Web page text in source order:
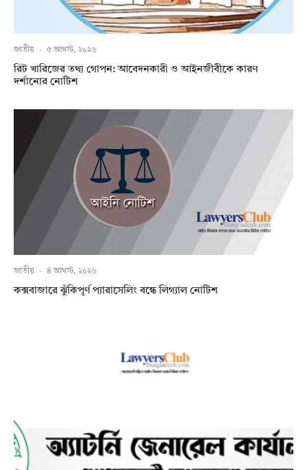
জাতীয় · ৫ আগস্ট, ২০২৬
রিট খারিজের তথ্য গোপন: আবেদনকারী ও আইনজীবীকে কারণ
দর্শানোর নোটিশ
জাতীয় · ৪ আগস্ট, ২০২৬
কক্সবাজারে ঝুঁকিপূর্ণ প্যারাসেলিং বন্ধে লিগ্যাল নোটিশ